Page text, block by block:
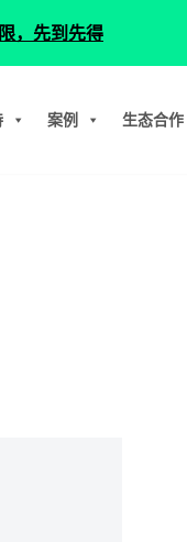
案例 生态合作
，先到先得